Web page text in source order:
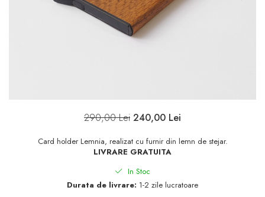
290,00 Lei 240,00 Lei
Card holder Lemnia, realizat cu furnir din lemn de stejar.
LIVRARE GRATUITA
In Stoc
Durata de livrare: 1-2 zile lucratoare